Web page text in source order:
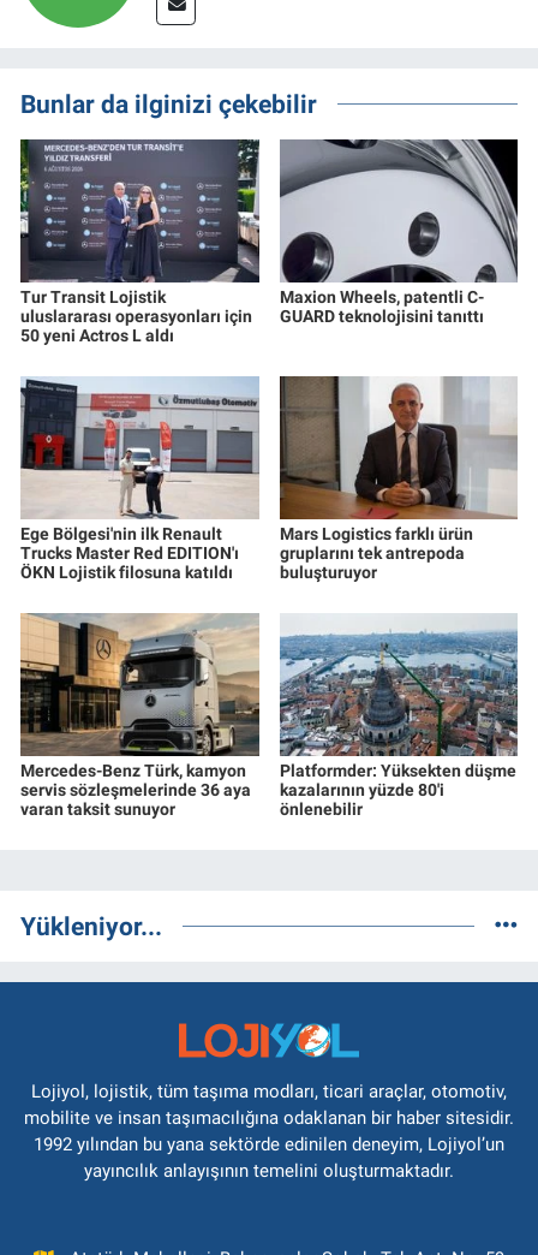
Bunlar da ilginizi çekebilir
Tur Transit Lojistik
uluslararası operasyonları için
50 yeni Actros L aldı
Maxion Wheels, patentli C-
GUARD teknolojisini tanıttı
Ege Bölgesi'nin ilk Renault
Trucks Master Red EDITION'ı
ÖKN Lojistik filosuna katıldı
Mars Logistics farklı ürün
gruplarını tek antrepoda
buluşturuyor
Mercedes-Benz Türk, kamyon
servis sözleşmelerinde 36 aya
varan taksit sunuyor
Platformder: Yüksekten düşme
kazalarının yüzde 80'i
önlenebilir
Yükleniyor...
Lojiyol, lojistik, tüm taşıma modları, ticari araçlar, otomotiv,
mobilite ve insan taşımacılığına odaklanan bir haber sitesidir.
1992 yılından bu yana sektörde edinilen deneyim, Lojiyol’un
yayıncılık anlayışının temelini oluşturmaktadır.